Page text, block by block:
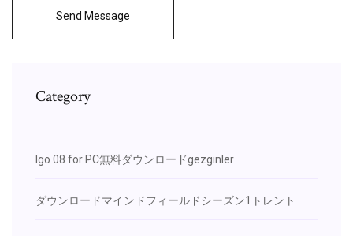
Send Message
Category
Igo 08 for PC無料ダウンロードgezginler
ダウンロードマインドフィールドシーズン1トレント